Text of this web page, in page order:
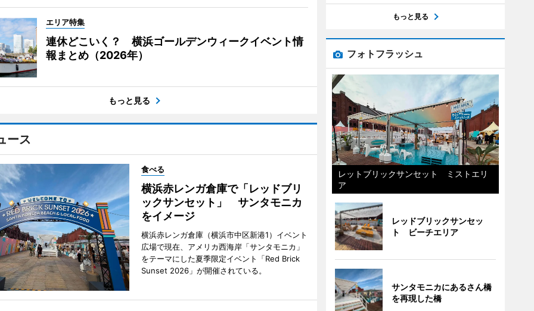
エリア特集
連休どこいく？ 横浜ゴールデンウィークイベント情
報まとめ（2026年）
もっと見る
ース
食べる
横浜赤レンガ倉庫で「レッドブリ
ックサンセット」 サンタモニカ
をイメージ
横浜赤レンガ倉庫（横浜市中区新港1）イベント
広場で現在、アメリカ西海岸「サンタモニカ」
をテーマにした夏季限定イベント「Red Brick
Sunset 2026」が開催されている。
もっと見る
フォトフラッシュ
レットブリックサンセット ミストエリ
ア
レッドブリックサンセッ
ト ビーチエリア
サンタモニカにあるさん橋
を再現した橋